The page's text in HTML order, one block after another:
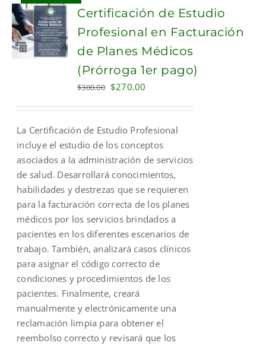
ADD TO
CART
Certificación de Estudio
Profesional en Facturación
de Planes Médicos
(Prórroga 1er pago)
$300.00 Original
$300.00.
$270.00
$270.00.
La Certificación de Estudio Profesional
incluye el estudio de los conceptos
asociados a la administración de servicios
de salud. Desarrollará conocimientos,
habilidades y destrezas que se requieren
para la facturación correcta de los planes
médicos por los servicios brindados a
pacientes en los diferentes escenarios de
trabajo. También, analizará casos clínicos
para asignar el código correcto de
condiciones y procedimientos de los
pacientes. Finalmente, creará
manualmente y electrónicamente una
reclamación limpia para obtener el
reembolso correcto y revisará que los